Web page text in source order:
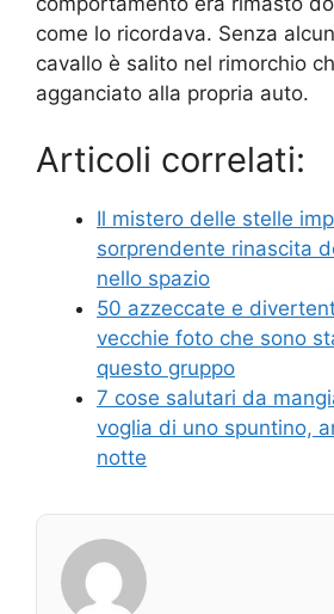
come lo ricordava. Senza
cavallo è salito nel rimorchio
agganciato alla propria auto.
Articoli correlati:
Il mistero delle stelle
sorprendente rinascita
nello spazio
50 azzeccate e
vecchie foto che sono
questo gruppo
7 cose salutari da
voglia di uno spuntino,
notte